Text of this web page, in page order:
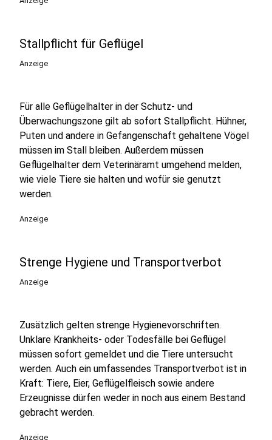
Stallpflicht für Geflügel
Anzeige
Für alle Geflügelhalter in der Schutz- und
Überwachungszone gilt ab sofort Stallpflicht. Hühner,
Puten und andere in Gefangenschaft gehaltene Vögel
müssen im Stall bleiben. Außerdem müssen
Geflügelhalter dem Veterinäramt umgehend melden,
wie viele Tiere sie halten und wofür sie genutzt
werden.
Anzeige
Strenge Hygiene und Transportverbot
Anzeige
Zusätzlich gelten strenge Hygienevorschriften.
Unklare Krankheits- oder Todesfälle bei Geflügel
müssen sofort gemeldet und die Tiere untersucht
werden. Auch ein umfassendes Transportverbot ist in
Kraft: Tiere, Eier, Geflügelfleisch sowie andere
Erzeugnisse dürfen weder in noch aus einem Bestand
gebracht werden.
Anzeige